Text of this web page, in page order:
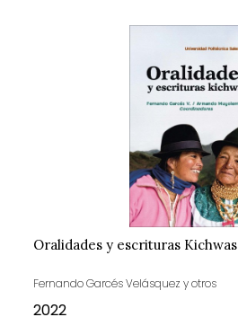
Oralidades y escrituras Kichwas
Fernando Garcés Velásquez y otros
2022